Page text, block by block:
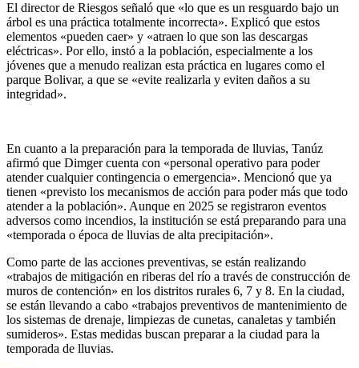
El director de Riesgos señaló que «lo que es un resguardo bajo un
árbol es una práctica totalmente incorrecta». Explicó que estos
elementos «pueden caer» y «atraen lo que son las descargas
eléctricas». Por ello, instó a la población, especialmente a los
jóvenes que a menudo realizan esta práctica en lugares como el
parque Bolivar, a que se «evite realizarla y eviten daños a su
integridad».
En cuanto a la preparación para la temporada de lluvias, Tanúz
afirmó que Dimger cuenta con «personal operativo para poder
atender cualquier contingencia o emergencia». Mencionó que ya
tienen «previsto los mecanismos de acción para poder más que todo
atender a la población». Aunque en 2025 se registraron eventos
adversos como incendios, la institución se está preparando para una
«temporada o época de lluvias de alta precipitación».
Como parte de las acciones preventivas, se están realizando
«trabajos de mitigación en riberas del río a través de construcción de
muros de contención» en los distritos rurales 6, 7 y 8. En la ciudad,
se están llevando a cabo «trabajos preventivos de mantenimiento de
los sistemas de drenaje, limpiezas de cunetas, canaletas y también
sumideros». Estas medidas buscan preparar a la ciudad para la
temporada de lluvias.